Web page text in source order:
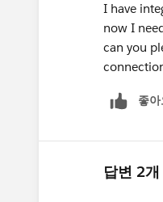
I have
now I
can you
좋
답변 2개